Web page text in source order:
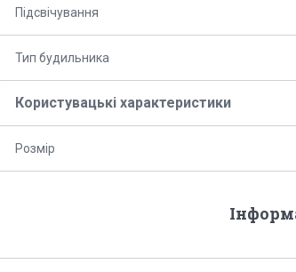
Підсвічування
Тип будильника
Користувацькі характеристики
Розмір